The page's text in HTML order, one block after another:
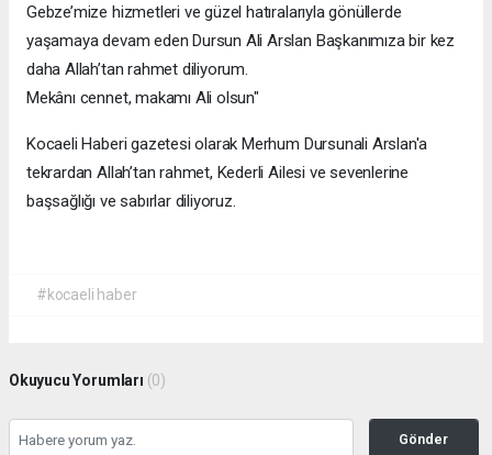
Gebze’mize hizmetleri ve güzel hatıralarıyla gönüllerde
yaşamaya devam eden Dursun Ali Arslan Başkanımıza bir kez
daha Allah’tan rahmet diliyorum.
Mekânı cennet, makamı Ali olsun"
Kocaeli Haberi gazetesi olarak Merhum Dursunali Arslan'a
tekrardan Allah’tan rahmet, Kederli Ailesi ve sevenlerine
başsağlığı ve sabırlar diliyoruz.
#kocaeli haber
Okuyucu Yorumları (0)
Gönder